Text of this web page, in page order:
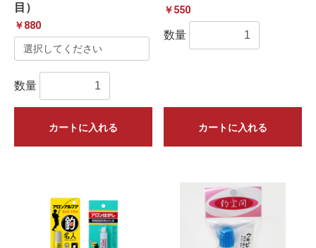
目）
￥880
数量
カートに入れる
￥550
数量
カートに入れる